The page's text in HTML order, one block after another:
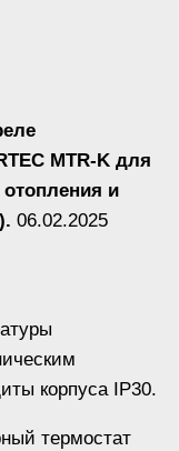
MTR-K для
и
06.02.2025
корпуса IP30.
термостат